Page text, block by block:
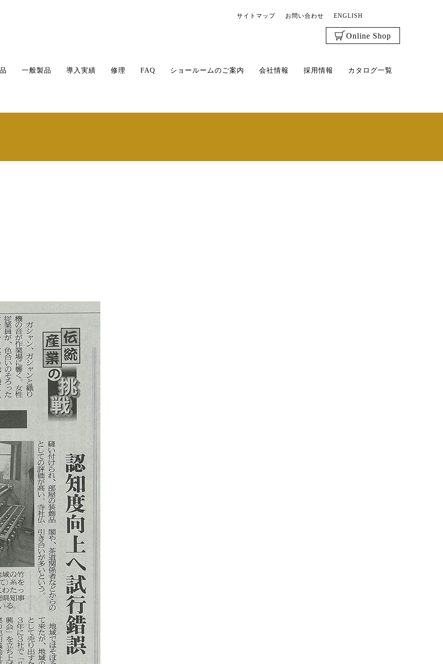
サイトマップ お問い合わせ ENGLISH
Online Shop
一般製品 導入実績 修理 FAQ ショールームのご案内 会社情報 採用情報 カタログ一覧